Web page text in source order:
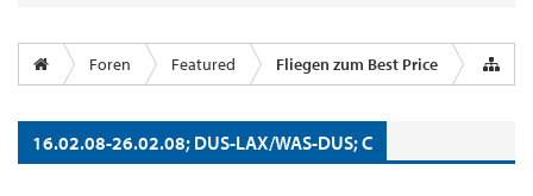
Foren Featured Fliegen zum Best Price
16.02.08-26.02.08; DUS-LAX/WAS-DUS; C